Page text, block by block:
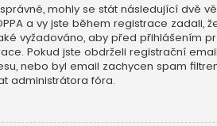
mohly se stát následující dvě
a vy jste během registrace zadali,
vyžadováno, aby před přihlášením
Pokud jste obdrželi registrační
nebo byl email zachycen spam
administrátora fóra.